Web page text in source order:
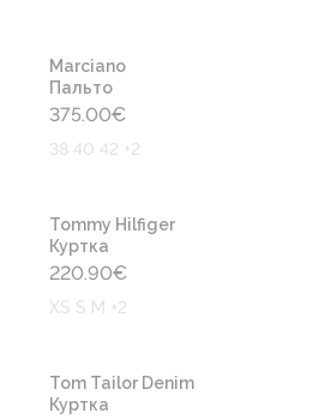
Marciano
Пальто
375.00€
38 40 42 +2
Tommy Hilfiger
Куртка
220.90€
XS S M +2
Tom Tailor Denim
Куртка